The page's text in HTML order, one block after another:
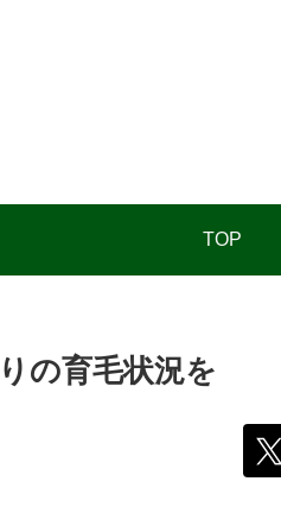
TOP
の育毛状況を